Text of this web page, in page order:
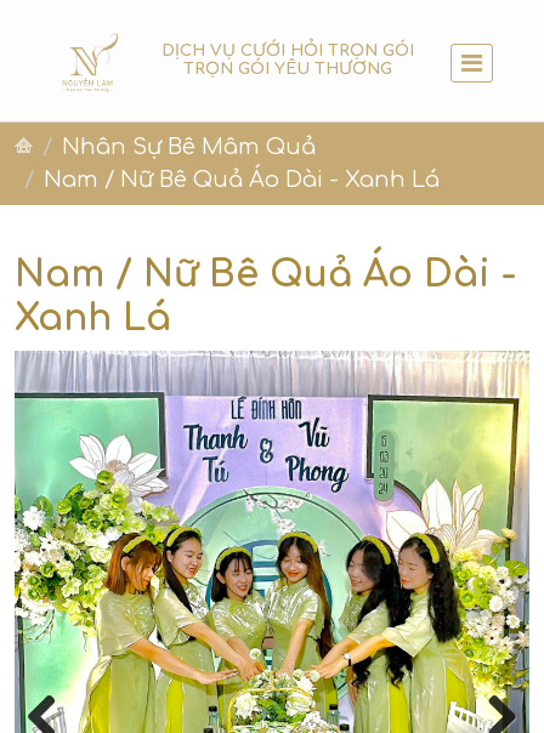
DỊCH VỤ CƯỚI HỎI TRỌN GÓI
TRỌN GÓI YÊU THƯƠNG
Nhân Sự Bê Mâm Quả
Nam / Nữ Bê Quả Áo Dài - Xanh Lá
Nam / Nữ Bê Quả Áo Dài -
Xanh Lá